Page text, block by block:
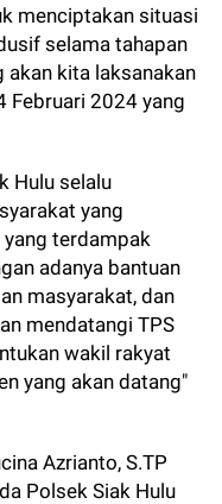
menciptakan situasi
selama tahapan
akan kita laksanakan
Februari 2024 yang
Hulu selalu
yang
terdampak
adanya bantuan
masyarakat, dan
mendatangi TPS
wakil rakyat
yang akan datang"
Azrianto, S.TP
Polsek Siak Hulu